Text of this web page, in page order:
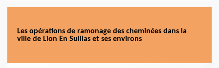
Les opérations de ramonage des cheminées dans la
ville de Lion En Sullias et ses environs